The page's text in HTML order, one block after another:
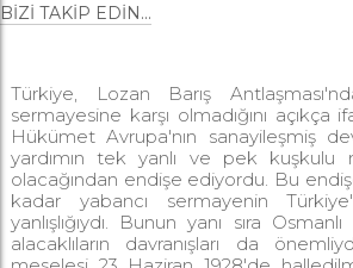
BIZI TAKIP EDIN...
Türkiye, Lozan Barış
sermayesine karşı olmadığını
Hükümet Avrupa'nın sanayileşmiş
yardımın tek yanlı ve pek kuşkulu
olacağından endişe ediyordu. Bu
kadar yabancı sermayenin
yanlışlığıydı. Bunun yanı sıra
alacaklıların davranışları da